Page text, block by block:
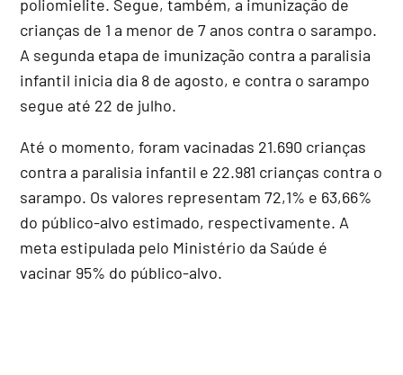
poliomielite. Segue, também, a imunização de
crianças de 1 a menor de 7 anos contra o sarampo.
A segunda etapa de imunização contra a paralisia
infantil inicia dia 8 de agosto, e contra o sarampo
segue até 22 de julho.
Até o momento, foram vacinadas 21.690 crianças
contra a paralisia infantil e 22.981 crianças contra o
sarampo. Os valores representam 72,1% e 63,66%
do público-alvo estimado, respectivamente. A
meta estipulada pelo Ministério da Saúde é
vacinar 95% do público-alvo.